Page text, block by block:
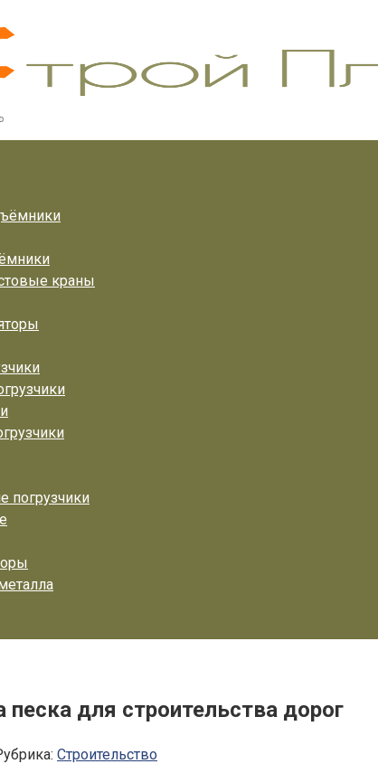
краны
погрузчики
песка для строительства дорог
Строительство